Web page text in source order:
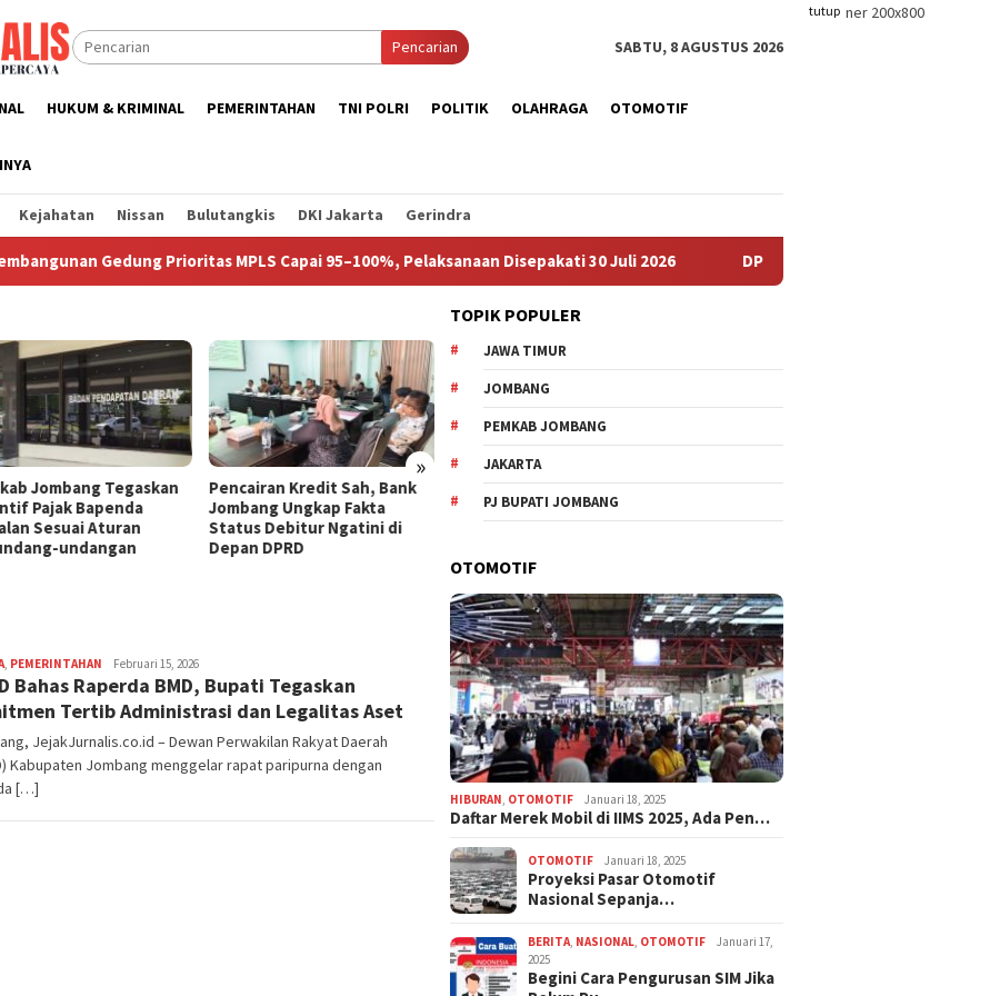
tutup
Pencarian SABTU, 8 AGUSTUS 2026
HUKUM & KRIMINAL PEMERINTAHAN TNI POLRI POLITIK OLAHRAGA OTOMOTIF
Kejahatan Nissan Bulutangkis DKI Jakarta Gerindra
Gedung Prioritas MPLS Capai 95–100%, Pelaksanaan Disepakati 30 Juli 2026 DPPKB PPPA Jombang Cetak Duta
»
Jombang Tegaskan
Pajak Bapenda
Sesuai Aturan
undangan
Pencairan Kredit Sah, Bank
Jombang Ungkap Fakta
Status Debitur Ngatini di
Depan DPRD
Ketua KPRI Sejahtera
Jombang Klarifikasi Polemik
Aset, Sebut Pembelian
Tanpa Persetujuan Pengurus
Progres Pembangunan
95–100%, Pelaksanaan
, PEMERINTAHAN adminjejak
Februari 15, 2026
Bahas Raperda BMD, Bupati Tegaskan
Tertib Administrasi dan Legalitas Aset
JejakJurnalis.co.id – Dewan Perwakilan Rakyat Daerah
Kabupaten Jombang menggelar rapat paripurna dengan
[…]
TOPIK POPULER
JAWA TIMUR
JOMBANG
PEMKAB JOMBANG
JAKARTA
PJ BUPATI JOMBANG
OTOMOTIF
HIBURAN OTOMOTIF Januari 18, 2025
Daftar Merek Mobil di IIMS 2025, Ada Pen…
OTOMOTIF Januari 18, 2025
Proyeksi Pasar Otomotif
Nasional Sepanja…
BERITA NASIONAL OTOMOTIF
Januari 17,
2025
Begini Cara Pengurusan SIM Jika